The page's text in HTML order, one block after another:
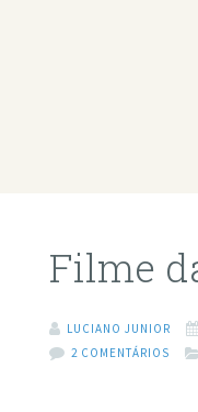
Filme
LUCIANO JUNIOR
2 COMENTÁRIOS